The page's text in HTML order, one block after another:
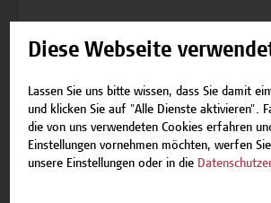
Ort *
Land
Diese Webseite
Lassen Sie uns bitte wissen, dass Sie damit
und klicken Sie auf "Alle Dienste aktivieren".
die von uns verwendeten Cookies erfahren
Einstellungen vornehmen möchten, werfen
unsere Einstellungen oder in die